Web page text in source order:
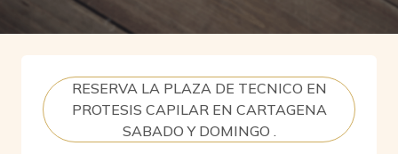
RESERVA LA PLAZA DE TECNICO EN
PROTESIS CAPILAR EN CARTAGENA
SABADO Y DOMINGO .